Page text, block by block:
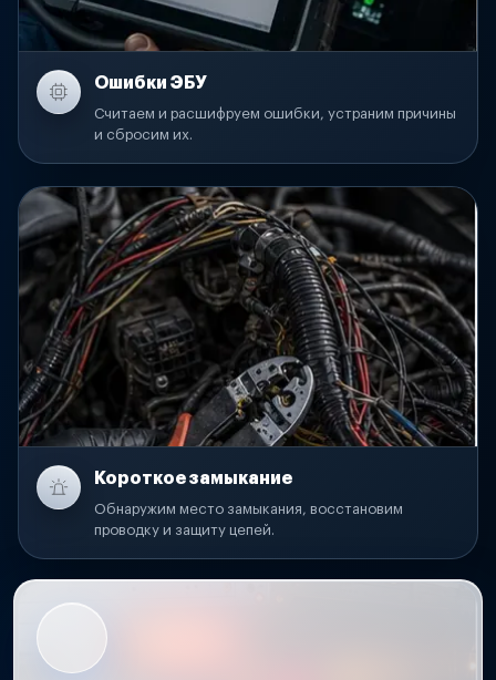
Ошибки ЭБУ
Считаем и расшифруем ошибки, устраним причины
и сбросим их.
Короткое замыкание
Обнаружим место замыкания, восстановим
проводку и защиту цепей.